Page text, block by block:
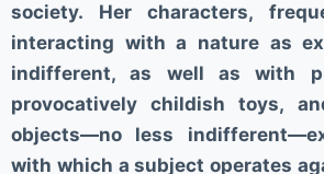
society. Her characters,
interacting with a nature as
indifferent, as well as with
provocatively childish toys,
objects—no less
with which a subject operates